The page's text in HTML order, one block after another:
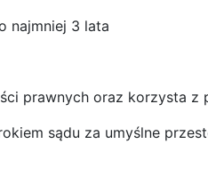
najmniej 3 lata
prawnych oraz korzysta z
sądu za umyślne